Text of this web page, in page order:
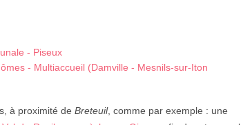
- Piseux
- Multiaccueil (Damville - Mesnils-sur-Iton
à proximité de Breteuil, comme par exemple : une